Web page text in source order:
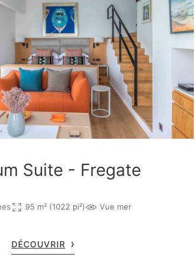
Suite - Fregate
95 m² (1022 pi²) Vue mer
DÉCOUVRIR